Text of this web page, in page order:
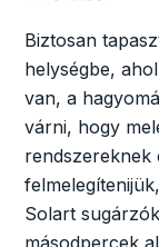
Biztosan
helységbe,
van, a
várni, hogy
rendszereknek
Solart
másodpercek